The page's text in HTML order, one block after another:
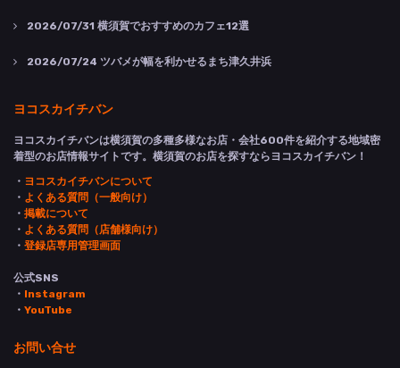
2026/07/31 横須賀でおすすめのカフェ12選
2026/07/24 ツバメが幅を利かせるまち津久井浜
ヨコスカイチバン
ヨコスカイチバンは横須賀の多種多様なお店・会社600件を紹介する地域密
着型のお店情報サイトです。横須賀のお店を探すならヨコスカイチバン！
・ ヨコスカイチバンについて
・ よくある質問（一般向け）
・ 掲載について
・ よくある質問（店舗様向け）
・ 登録店専用管理画面
公式SNS
・ Instagram
・ YouTube
お問い合せ